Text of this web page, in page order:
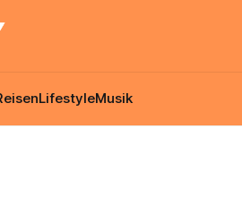
LifestyleMusik